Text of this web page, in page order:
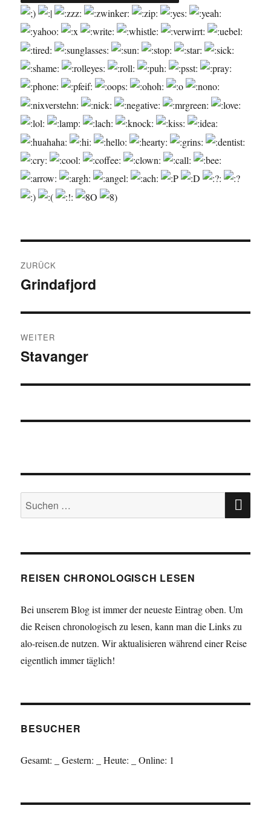
ZURÜCK
Vorheriger
Grindafjord
WEITER
Nächster
Stavanger
Suchen
nach:
REISEN CHRONOLOGISCH LESEN
Bei unserem Blog ist immer der neueste Eintrag oben. Um
die Reisen chronologisch zu lesen, kann man die Links zu
alo-reisen.de nutzen. Wir aktualisieren während einer Reise
eigentlich immer täglich!
BESUCHER
Gesamt: Gestern: Heute: Online: 1